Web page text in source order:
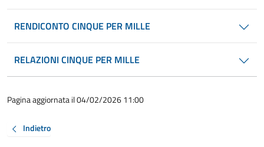
RENDICONTO CINQUE PER MILLE
RELAZIONI CINQUE PER MILLE
Pagina aggiornata il 04/02/2026 11:00
Indietro